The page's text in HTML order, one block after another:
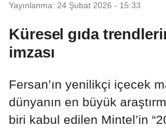
Yayınlanma: 24 Şubat 2026 - 15:33
Küresel gıda
imzası
Fersan’ın yenilikçi içecek
dünyanın en büyük
biri kabul edilen Mintel’in